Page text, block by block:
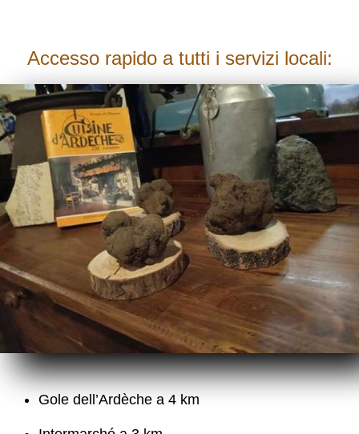
Accesso rapido a tutti i servizi locali:
Gole dell’Ardèche a 4 km